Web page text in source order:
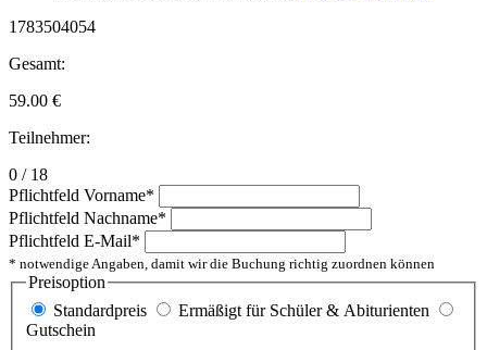
1783504054
Gesamt:
59.00 €
Teilnehmer:
0 / 18
Pflichtfeld Vorname*
Pflichtfeld Nachname*
Pflichtfeld E-Mail*
* notwendige Angaben, damit wir die Buchung richtig zuordnen können
Preisoption
Standardpreis
Ermäßigt für Schüler & Abiturienten
Gutschein